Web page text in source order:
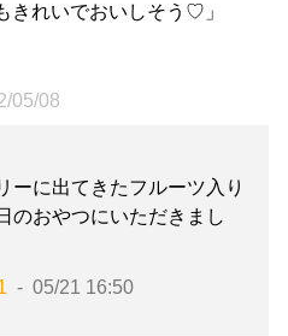
きれいでおいしそう♡」
05/08
ーに出てきたフルーツ入り
のおやつにいただきまし
05/21 16:50